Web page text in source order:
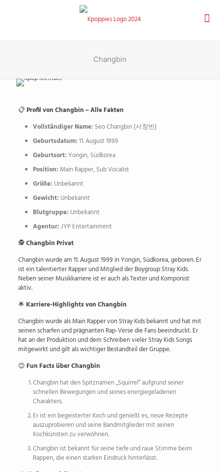
Changbin
📋Profil von Changbin – Alle Fakten
Vollständiger Name: Seo Changbin (서창빈)
Geburtsdatum:11. August 1999
Geburtsort:Yongin, Südkorea
Position: Main Rapper, Sub Vocalist
Größe: Unbekannt
Gewicht: Unbekannt
Blutgruppe: Unbekannt
Agentur:JYP Entertainment
🕵️Changbin Privat
Changbin wurde am 11. August 1999 in Yongin, Südkorea, geboren. Er
ist ein talentierter Rapper und Mitglied der Boygroup Stray Kids.
Neben seiner Musikkarriere ist er auch als Texter und Komponist
aktiv.
🌟Karriere-Highlights von Changbin
Changbin wurde als Main Rapper von Stray Kids bekannt und hat mit
seinen scharfen und prägnanten Rap-Verse die Fans beeindruckt. Er
hat an der Produktion und dem Schreiben vieler Stray Kids Songs
mitgewirkt und gilt als wichtiger Bestandteil der Gruppe.
😊Fun Facts über Changbin
Changbin hat den Spitznamen „Squirrel“ aufgrund seiner
schnellen Bewegungen und seines energiegeladenen
Charakters.
Er ist ein begeisterter Koch und genießt es, neue Rezepte
auszuprobieren und seine Bandmitglieder mit seinen
Kochkünsten zu verwöhnen.
Changbin ist bekannt für seine tiefe und raue Stimme beim
Rappen, die einen starken Eindruck hinterlässt.